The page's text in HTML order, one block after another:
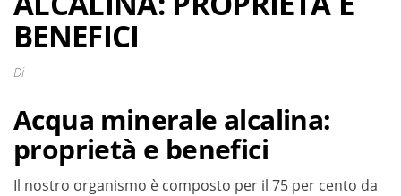
BENEFICI
Di
Acqua minerale alcalina:
proprietà e benefici
Il nostro organismo è composto per il 75 per cento da